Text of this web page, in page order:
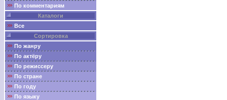
По комментариям
Каталоги
Все
Сортировка
По жанру
По актёру
По режиссеру
По стране
По году
По языку